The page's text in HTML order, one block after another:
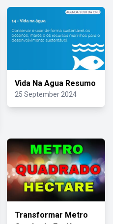
Vida Na Agua Resumo
25 September 2024
Transformar Metro